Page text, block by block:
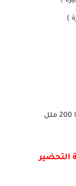
التحضير